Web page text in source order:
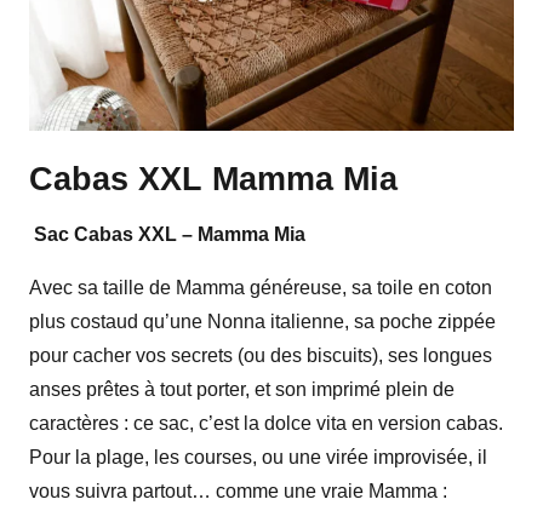
Cabas XXL Mamma Mia
Sac Cabas XXL – Mamma Mia
Avec sa taille de Mamma généreuse, sa toile en coton
plus costaud qu’une Nonna italienne, sa poche zippée
pour cacher vos secrets (ou des biscuits), ses longues
anses prêtes à tout porter, et son imprimé plein de
caractères : ce sac, c’est la dolce vita en version cabas.
Pour la plage, les courses, ou une virée improvisée, il
vous suivra partout… comme une vraie Mamma :